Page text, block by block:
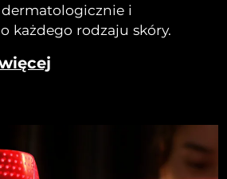
i
każdego rodzaju skóry.